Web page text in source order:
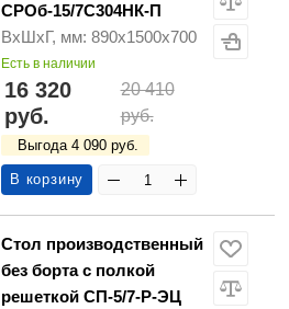
СРОб-15/7С304НК-П
ВхШхГ, мм: 890х1500х700
Есть в наличии
16 320
руб.
20 410
руб.
Выгода 4 090 руб.
В корзину
Стол производственный
без борта с полкой
решеткой СП-5/7-Р-ЭЦ